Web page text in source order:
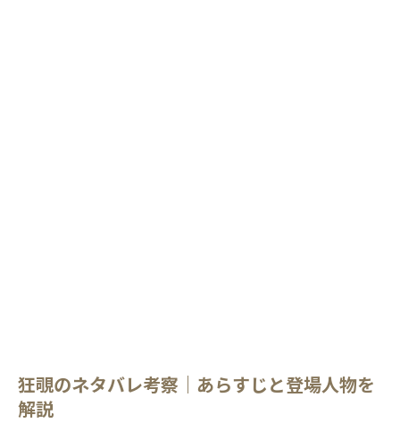
狂覗のネタバレ考察｜あらすじと登場人物を
解説